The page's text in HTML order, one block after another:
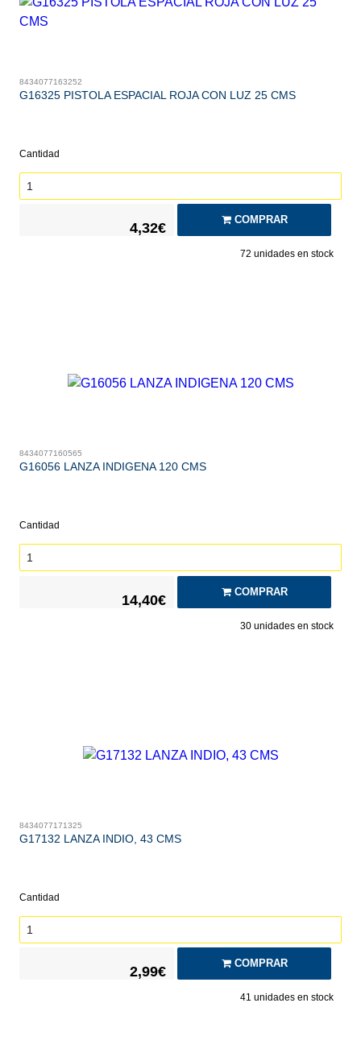
8434077163252
G16325 PISTOLA ESPACIAL ROJA CON LUZ 25 CMS
Cantidad
4,32€
COMPRAR
72 unidades en stock
8434077160565
G16056 LANZA INDIGENA 120 CMS
Cantidad
14,40€
COMPRAR
30unidades en stock
8434077171325
G17132 LANZA INDIO, 43 CMS
Cantidad
2,99€
COMPRAR
41 unidades en stock